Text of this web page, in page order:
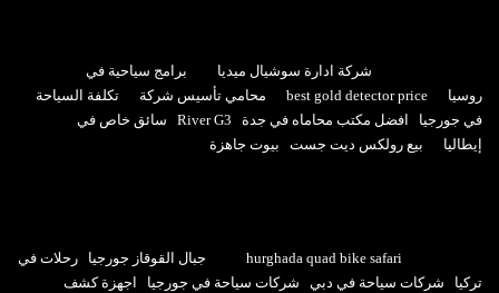
شركة ادارة سوشيال ميديا
برامج سياحية في
روسيا
best gold detector price محامي تأسيس شركة
تكلفة السياحة
في جورجيا
افضل مكتب محاماه في جدة River G3
سائق خاص في
إيطاليا
بيع رولكس ديت جست بيوت جاهزة
hurghada quad bike safari جبال القوقاز جورجيا
رحلات في
تركيا
شركات سياحة في دبي شركات سياحة في جورجيا
اجهزة كشف